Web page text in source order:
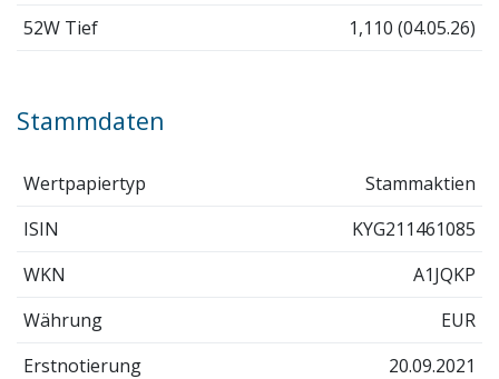
52W Tief
1,110 (04.05.26)
Stammdaten
Wertpapiertyp
Stammaktien
ISIN
KYG211461085
WKN
A1JQKP
Währung
EUR
Erstnotierung
20.09.2021